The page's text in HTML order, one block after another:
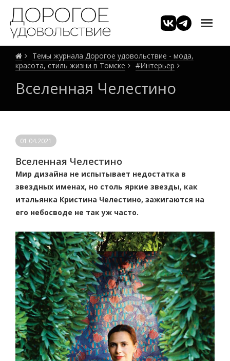
Темы журнала Дорогое удовольствие - мода,
красота, стиль жизни в Томске
#Интерьер
Вселенная Челестино
01.04.2021
Вселенная Челестино
Мир дизайна не испытывает недостатка в
звездных именах, но столь яркие звезды, как
итальянка Кристина Челестино, зажигаются на
его небосводе не так уж часто.